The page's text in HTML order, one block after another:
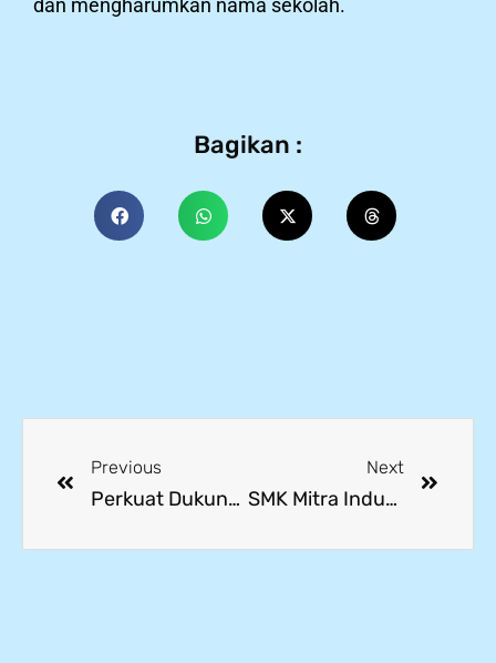
dan mengharumkan nama sekolah.
Bagikan :
Previous
Perkuat Dukungan Pendidikan, SMK Mitra Industri MM2100 Terima Kunjungan dari The Joyo Bank
Next
SMK Mitra Industri MM2100 dan JICA Jalin Kerja Sama Strategis di Bidang Pendidikan